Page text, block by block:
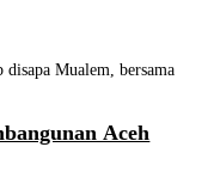
Mualem, bersama
Aceh